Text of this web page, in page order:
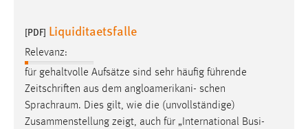
[PDF] Liquiditaetsfalle
Relevanz:
für gehaltvolle Aufsätze sind sehr häufig führende
Zeitschriften aus dem angloamerikani- schen
Sprachraum. Dies gilt, wie die (unvollständige)
Zusammenstellung zeigt, auch für „International Busi-